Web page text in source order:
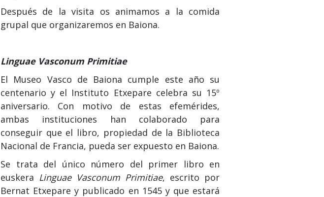
Después de la visita os animamos a la comida
grupal que organizaremos en Baiona.
Linguae Vasconum Primitiae
El Museo Vasco de Baiona cumple este año su
centenario y el Instituto Etxepare celebra su 15º
aniversario. Con motivo de estas efemérides,
ambas instituciones han colaborado para
conseguir que el libro, propiedad de la Biblioteca
Nacional de Francia, pueda ser expuesto en Baiona.
Se trata del único número del primer libro en
euskera Linguae Vasconum Primitiae, escrito por
Bernat Etxepare y publicado en 1545 y que estará